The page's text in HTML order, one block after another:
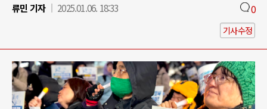
류민 기자
2025.01.06. 18:33 0
기사수정